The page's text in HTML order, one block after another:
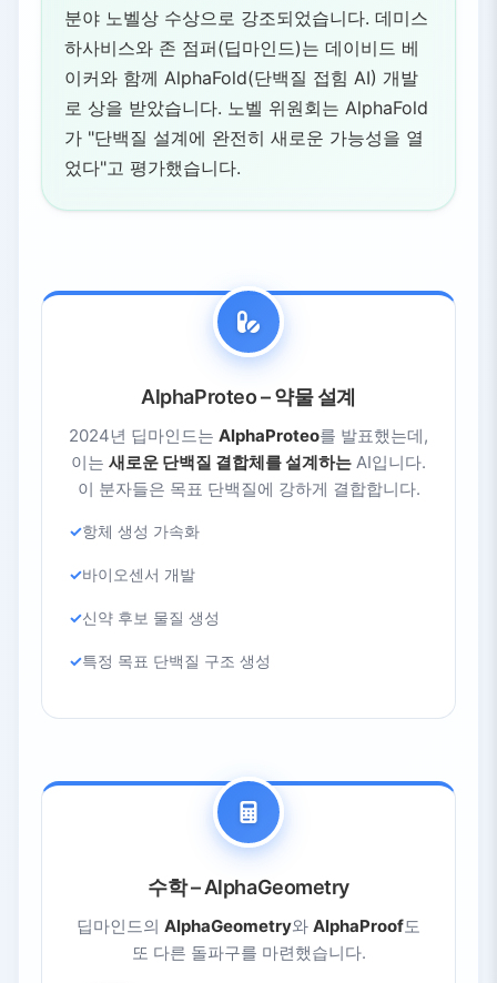
분야 노벨상 수상으로 강조되었습니다. 데미스
하사비스와 존 점퍼(딥마인드)는 데이비드 베
이커와 함께 AlphaFold(단백질 접힘 AI) 개발
로 상을 받았습니다. 노벨 위원회는 AlphaFold
가 "단백질 설계에 완전히 새로운 가능성을 열
었다"고 평가했습니다.
AlphaProteo – 약물 설계
2024년 딥마인드는 AlphaProteo를 발표했는데,
이는 새로운 단백질 결합체를 설계하는 AI입니다.
이 분자들은 목표 단백질에 강하게 결합합니다.
항체 생성 가속화
바이오센서 개발
신약 후보 물질 생성
특정 목표 단백질 구조 생성
수학 – AlphaGeometry
딥마인드의 AlphaGeometry와 AlphaProof도
또 다른 돌파구를 마련했습니다.